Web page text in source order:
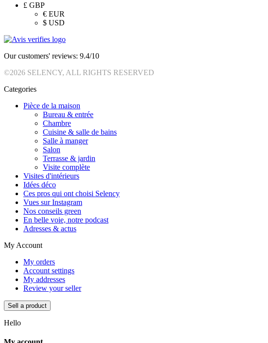
£ GBP
€ EUR
$ USD
Our customers' reviews: 9.4/10
©2026 SELENCY, ALL RIGHTS RESERVED
Categories
Pièce de la maison
Bureau & entrée
Chambre
Cuisine & salle de bains
Salle à manger
Salon
Terrasse & jardin
Visite complète
Visites d'intérieurs
Idées déco
Ces pros qui ont choisi Selency
Vues sur Instagram
Nos conseils green
En belle voie, notre podcast
Adresses & actus
My Account
My orders
Account settings
My addresses
Review your seller
Sell a product
Hello